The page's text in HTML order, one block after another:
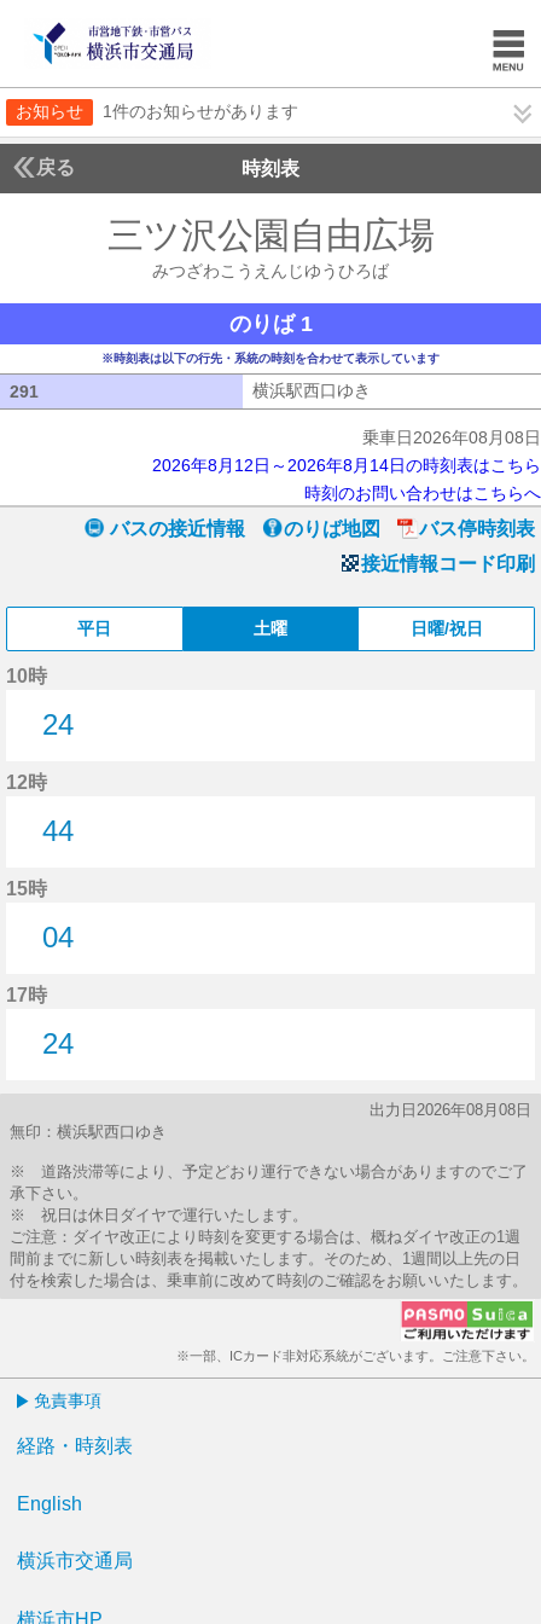
お知らせ 1件のお知らせがあります
戻る 時刻表
三ツ沢公園自由広場
みつざわこうえんじゆうひろば
のりば 1
※時刻表は以下の行先・系統の時刻を合わせて表示しています
291 横浜駅西口ゆき
乗車日2026年08月08日
2026年8月12日～2026年8月14日の時刻表はこちら
時刻のお問い合わせはこちらへ
バスの接近情報 のりば地図
バス停時刻表
接近情報コード印刷
平日 土曜 日曜/祝日
10時
24
12時
44
15時
04
17時
24
出力日2026年08月08日
無印：横浜駅西口ゆき
※ 道路渋滞等により、予定どおり運行できない場合がありますのでご了
承下さい。
※ 祝日は休日ダイヤで運行いたします。
ご注意：ダイヤ改正により時刻を変更する場合は、概ねダイヤ改正の1週
間前までに新しい時刻表を掲載いたします。そのため、1週間以上先の日
付を検索した場合は、乗車前に改めて時刻のご確認をお願いいたします。
※一部、ICカード非対応系統がございます。ご注意下さい。
免責事項
経路・時刻表
English
横浜市交通局
横浜市HP